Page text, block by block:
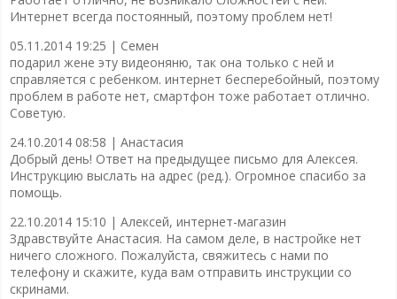
Интернет всегда постоянный, поэтому проблем нет!
05.11.2014 19:25 | Семен
подарил жене эту видеоняню, так она только с ней и
справляется с ребенком. интернет бесперебойный, поэтому
проблем в работе нет, смартфон тоже работает отлично.
Советую.
24.10.2014 08:58 | Анастасия
Добрый день! Ответ на предыдущее письмо для Алексея.
Инструкцию выслать на адрес (ред.). Огромное спасибо за
помощь.
22.10.2014 15:10 | Алексей, интернет-магазин
Здравствуйте Анастасия. На самом деле, в настройке нет
ничего сложного. Пожалуйста, свяжитесь с нами по
телефону и скажите, куда вам отправить инструкции со
скринами.